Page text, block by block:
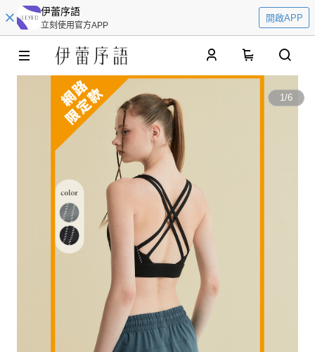
伊蕾序語
立刻使用官方APP
開啟APP
1/6